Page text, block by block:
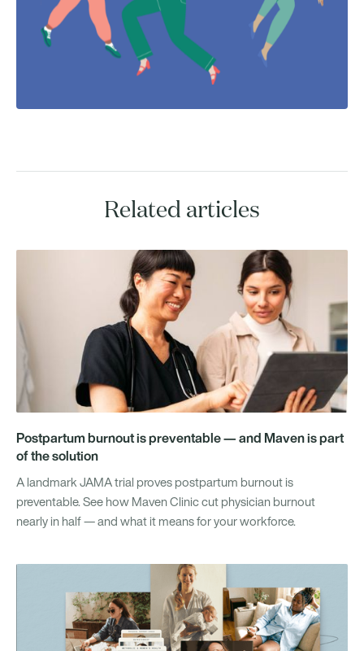
Related articles
Postpartum burnout is preventable — and Maven is part
of the solution
A landmark JAMA trial proves postpartum burnout is
preventable. See how Maven Clinic cut physician burnout
nearly in half — and what it means for your workforce.